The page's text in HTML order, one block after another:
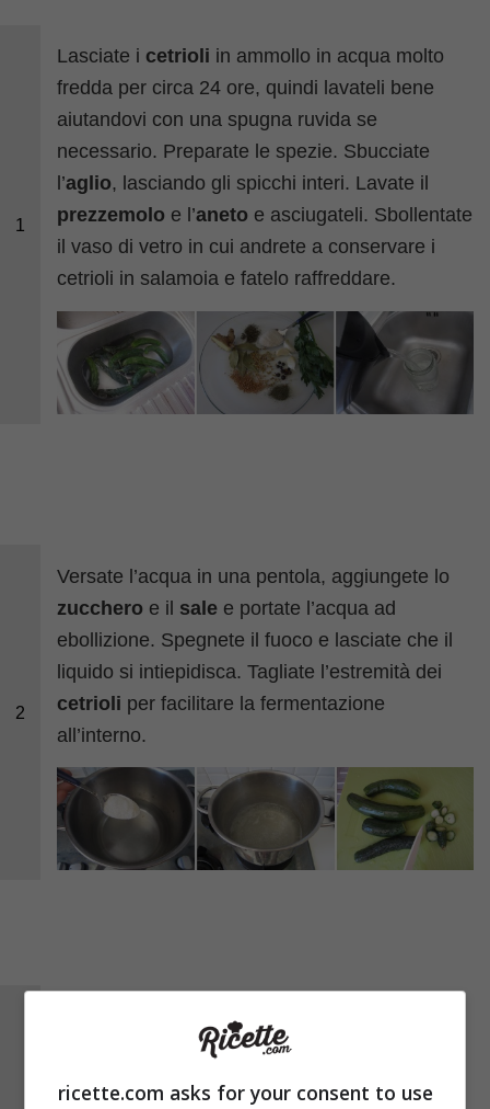
1
Lasciate i cetrioli in ammollo in acqua molto
fredda per circa 24 ore, quindi lavateli bene
aiutandovi con una spugna ruvida se
necessario. Preparate le spezie. Sbucciate
l’aglio, lasciando gli spicchi interi. Lavate il
prezzemolo e l’aneto e asciugateli. Sbollentate
il vaso di vetro in cui andrete a conservare i
cetrioli in salamoia e fatelo raffreddare.
2
Versate l’acqua in una pentola, aggiungete lo
zucchero e il sale e portate l’acqua ad
ebollizione. Spegnete il fuoco e lasciate che il
liquido si intiepidisca. Tagliate l’estremità dei
cetrioli per facilitare la fermentazione
all’interno.
Quando il vaso risulta ben freddo, mettete sul
spezie. Appoggiate sopra i
cetrioli, stringendoli bene, e continuate in
ricette.com asks for your consent to use